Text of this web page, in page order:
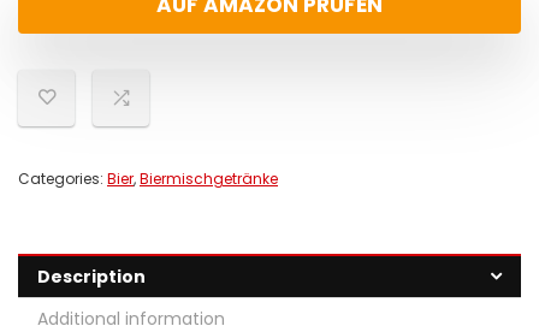
Categories: Bier,Biermischgetränke
Description
Additional information